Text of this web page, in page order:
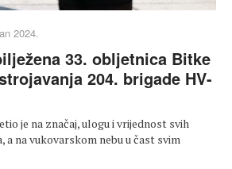
2024.
33. obljetnica Bitke
204. brigade HV-
je na značaj, ulogu i vrijednost svih
na vukovarskom nebu u čast svim